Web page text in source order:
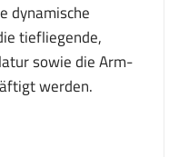
dynamische
tiefliegende,
sowie die Arm-
werden.